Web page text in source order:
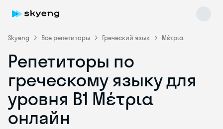
Skyeng Все репетиторы Греческий язык Μέτρια
Репетиторы по
греческому языку для
уровня Β1 Μέτρια
онлайн
Skyeng Chat
online